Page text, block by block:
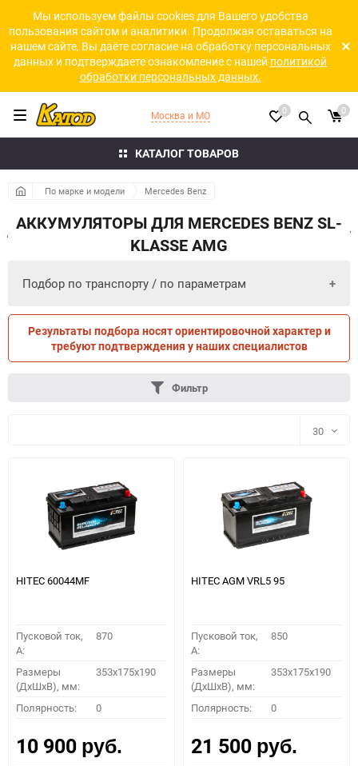
Мы используем файлы cookies для Вашего удобства
пользования сайтом и аналитики. Продолжая оставаться на
нашем сайте, Вы даёте согласие на обработку персональных
данных и подтверждаете ознакомление с нашей политикой
обработки персональных данных.
КАТАЛОГ ТОВАРОВ
Москва и МО 0 0
По марке и модели Mercedes Benz
АККУМУЛЯТОРЫ ДЛЯ MERCEDES BENZ SL-
KLASSE AMG
Подбор по транспорту / по параметрам
ПО ТРАНСПОРТУ ПО ПАРАМЕТРАМ
ПОДОБРАТЬ
Как определить полярность?
Результаты подбора носят ориентировочной характер и
требуют подтверждения у наших специалистов
Фильтр
30
60
90
HITEC 60044MF
Пусковой ток,
A:
870
Размеры
(ДхШхВ), мм:
353x175x190
Полярность: 0
10 900 руб.
HITEC AGM VRL5 95
Пусковой ток,
A:
850
Размеры
(ДхШхВ), мм:
353x175x190
Полярность: 0
21 500 руб.